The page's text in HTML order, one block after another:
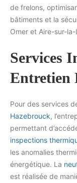
de frelons,
bâtiments et la
Omer et Aire-sur-la-
Services
Entretien
Pour des services
Hazebrouck,
permettant
inspections
les anomalies
énergétique. La
est réalisée de